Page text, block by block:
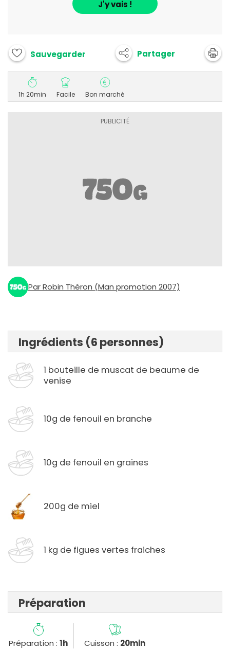
J'y vais !
Sauvegarder Partager
1h 20min Facile Bon marché
Par Robin Théron (Man promotion 2007)
Ingrédients (6 personnes)
1 bouteille de muscat de beaume de
venise
10g de fenouil en branche
10g de fenouil en graines
200g de miel
1 kg de figues vertes fraiches
Préparation
Préparation :1h Cuisson : 20min